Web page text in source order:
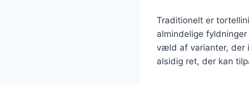
Traditionelt er
almindelige
væld af varianter, der
alsidig ret, der kan